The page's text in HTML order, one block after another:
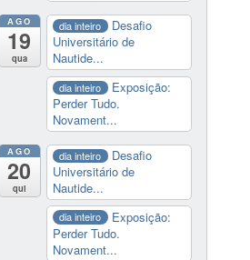
AGO
19
qua
dia inteiro
Desafio
Universitário de
Nautide...
dia inteiro
Exposição:
Perder Tudo.
Novament...
AGO
20
qui
dia inteiro
Desafio
Universitário de
Nautide...
dia inteiro
Exposição:
Perder Tudo.
Novament...